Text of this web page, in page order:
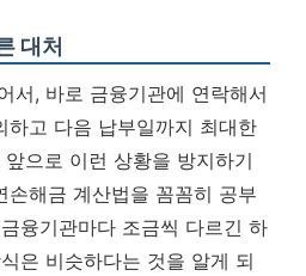
대처
서, 바로 금융기관에 연락해서
하고 다음 납부일까지 최대한
으로 이런 상황을 방지하기
손해금 계산법을 꼼꼼히 공부
융기관마다 조금씩 다르긴 하
은 비슷하다는 것을 알게 되